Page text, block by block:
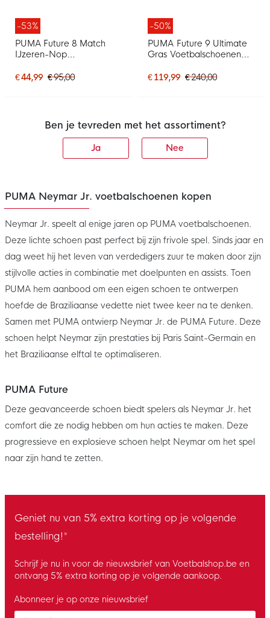
-53%
PUMA Future 8 Match
IJzeren-Nop
Oranje Roze Zwart
€ 44,99 € 95,00
-50%
PUMA Future 9 Ultimate
Gras Voetbalschoenen
€ 119,99 € 240,00
Ben je tevreden met het assortiment?
Ja Nee
PUMA Neymar Jr. voetbalschoenen kopen
Neymar Jr. speelt al enige jaren op PUMA voetbalschoenen.
Deze lichte schoen past perfect bij zijn frivole spel. Sinds jaar en
dag weet hij het leven van verdedigers zuur te maken door zijn
stijlvolle acties in combinatie met doelpunten en assists. Toen
PUMA hem aanbood om een eigen schoen te ontwerpen
hoefde de Braziliaanse vedette niet twee keer na te denken.
Samen met PUMA ontwierp Neymar Jr. de PUMA Future. Deze
schoen helpt Neymar zijn prestaties bij Paris Saint-Germain en
het Braziliaanse elftal te optimaliseren.
PUMA Future
Deze geavanceerde schoen biedt spelers als Neymar Jr. het
comfort die ze nodig hebben om hun acties te maken. Deze
progressieve en explosieve schoen helpt Neymar om het spel
naar zijn hand te zetten.
Geniet nu van 5% extra korting op je volgende
bestelling!*
Schrijf je nu in voor de nieuwsbrief van Voetbalshop.be en
ontvang 5% extra korting op je volgende aankoop.
Enter your email and accept the privacy policy to subscribe to
Abonneer je op onze nieuwsbrief